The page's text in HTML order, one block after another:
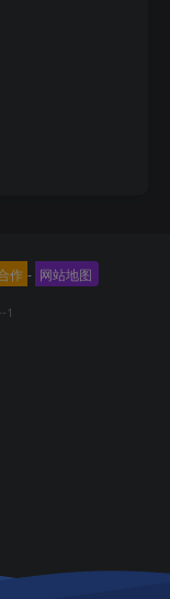
作 - 网站地图
1